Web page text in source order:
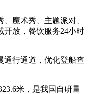
魔术秀、主题派对、
开放，餐饮服务24小时
通行通道，优化登船查
米，是我国自研量